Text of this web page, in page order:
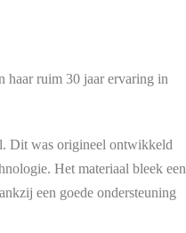
haar ruim 30 jaar ervaring in
Dit was origineel ontwikkeld
Het materiaal bleek een
een goede ondersteuning